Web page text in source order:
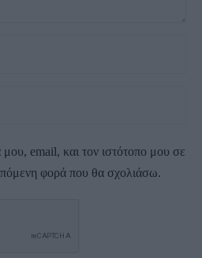
email, και τον ιστότοπο μου σε
φορά που θα σχολιάσω.